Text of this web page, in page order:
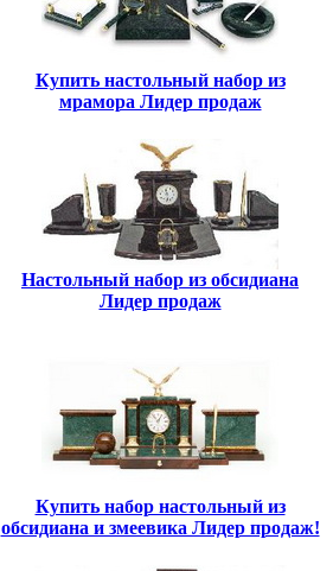
Купить настольный набор из
мрамора Лидер продаж
Настольный набор из обсидиана
Лидер продаж
Купить набор настольный из
обсидиана и змеевика Лидер продаж!